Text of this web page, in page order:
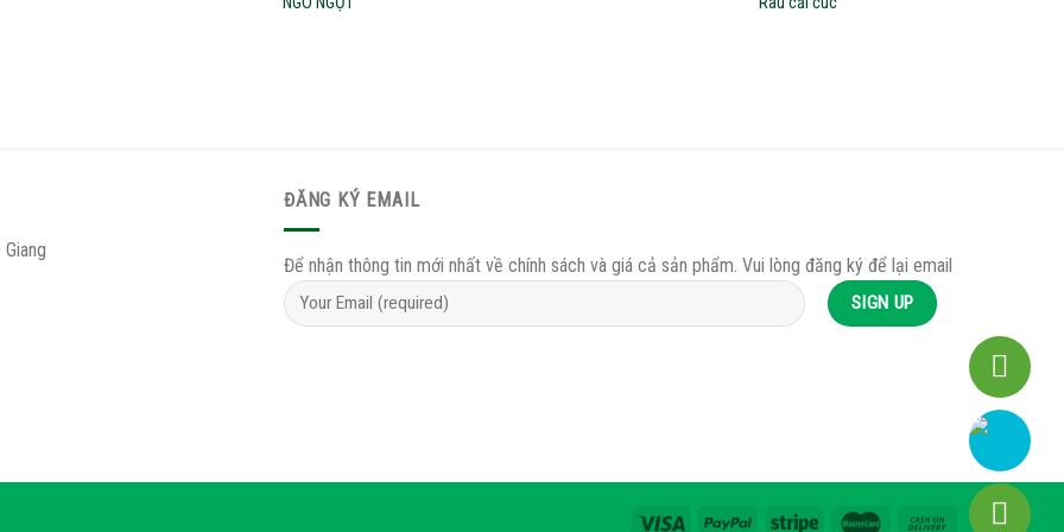
ĐĂNG KÝ EMAIL
Để nhận thông tin mới nhất về chính sách và giá cả sản phẩm. Vui lòng đăng ký để lại email